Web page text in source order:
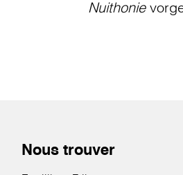
Nuithonie
Nous trouver